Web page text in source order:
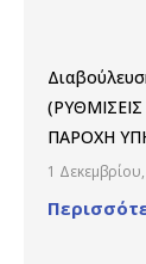
ΠΑΡΟΧΗ
173/8-8-
1